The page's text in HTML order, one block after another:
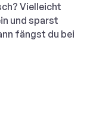
Vielleicht
und sparst
fängst du bei